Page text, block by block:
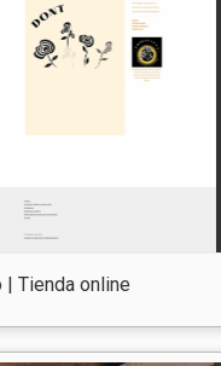
| Tienda online